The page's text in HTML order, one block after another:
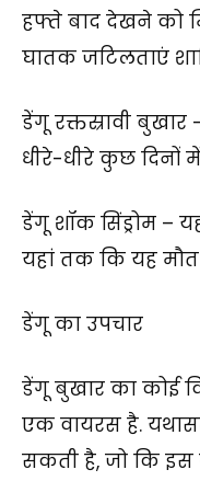
हफ्ते बाद देखने को
घातक जटिलताएं
डेंगू रक्तस्रावी
धीरे-धीरे कुछ दिनों
डेंगू शॉक सिंड्रोम –
यहां तक कि यह
डेंगू का उपचार
डेंगू बुखार का कोई
एक वायरस है.
सकती है, जो कि इस